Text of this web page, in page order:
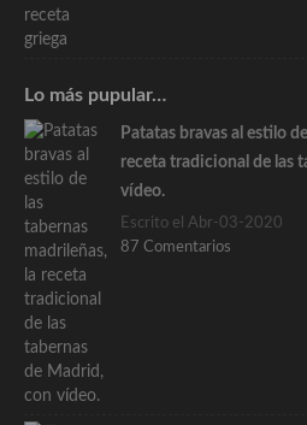
Lo más pupular…
Patatas bravas al estilo
receta tradicional de las
vídeo.
Escrito el Abr-03-2020
87 Comentarios